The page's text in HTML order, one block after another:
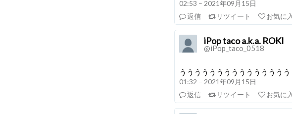
02:53 – 2021年09月15日
返信
リツイート お気に
iPop taco a.k.a. ROKI
@iPop_taco_0518
うううううううううううううう
01:32 – 2021年09月15日
返信
リツイート お気に